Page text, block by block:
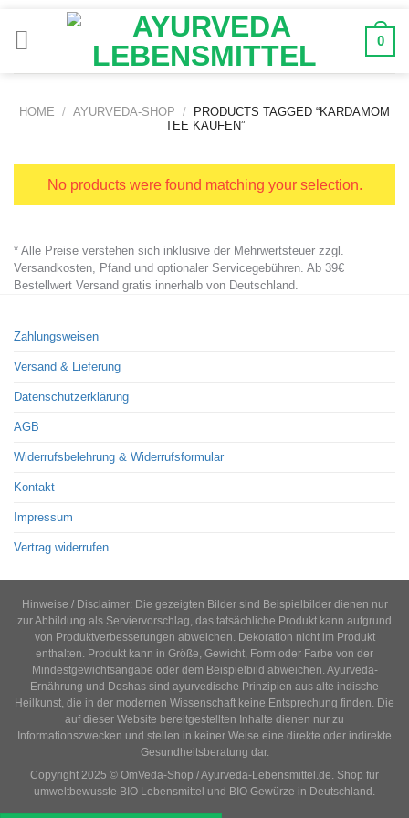
Inhalt
0
HOME / AYURVEDA-SHOP /
PRODUCTS TAGGED “KARDAMOM
TEE KAUFEN”
No products were found matching your selection.
* Alle Preise verstehen sich inklusive der Mehrwertsteuer zzgl.
Versandkosten, Pfand und optionaler Servicegebühren. Ab 39€
Bestellwert Versand gratis innerhalb von Deutschland.
Zahlungsweisen
Versand & Lieferung
Datenschutzerklärung
AGB
Widerrufsbelehrung & Widerrufsformular
Kontakt
Impressum
Vertrag widerrufen
Hinweise / Disclaimer: Die gezeigten Bilder sind Beispielbilder dienen nur
zur Abbildung als Serviervorschlag, das tatsächliche Produkt kann aufgrund
von Produktverbesserungen abweichen. Dekoration nicht im Produkt
enthalten. Produkt kann in Größe, Gewicht, Form oder Farbe von der
Mindestgewichtsangabe oder dem Beispielbild abweichen. Ayurveda-
Ernährung und Doshas sind ayurvedische Prinzipien aus alte indische
Heilkunst, die in der modernen Wissenschaft keine Entsprechung finden. Die
auf dieser Website bereitgestellten Inhalte dienen nur zu
Informationszwecken und stellen in keiner Weise eine direkte oder indirekte
Gesundheitsberatung dar.
Copyright 2025 © OmVeda-Shop / Ayurveda-Lebensmittel.de. Shop für
umweltbewusste BIO Lebensmittel und BIO Gewürze in Deutschland.